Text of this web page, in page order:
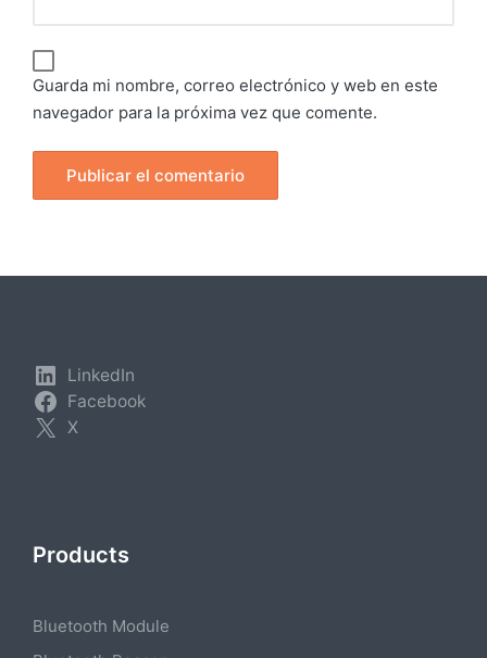
Guarda mi nombre, correo electrónico y web en este
navegador para la próxima vez que comente.
LinkedIn
Facebook
X
Products
Bluetooth Module